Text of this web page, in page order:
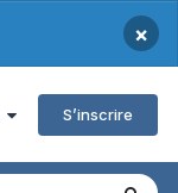
×
S’inscrire